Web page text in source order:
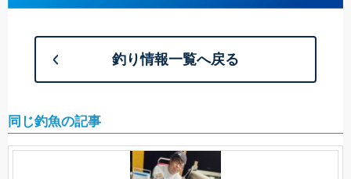
釣り情報一覧へ戻る
同じ釣魚の記事